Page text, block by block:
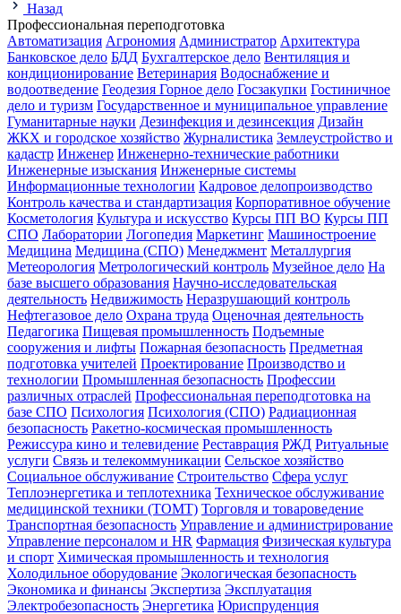
Назад
Профессиональная переподготовка
Автоматизация Агрономия Администратор Архитектура
Банковское дело БДД Бухгалтерское дело Вентиляция и
кондиционирование Ветеринария Водоснабжение и
водоотведение Геодезия Горное дело Госзакупки Гостиничное
дело и туризм Государственное и муниципальное управление
Гуманитарные науки Дезинфекция и дезинсекция Дизайн
ЖКХ и городское хозяйство Журналистика Землеустройство и
кадастр Инженер Инженерно-технические работники
Инженерные изыскания Инженерные системы
Информационные технологии Кадровое делопроизводство
Контроль качества и стандартизация Корпоративное обучение
Косметология Культура и искусство Курсы ПП ВО Курсы ПП
СПО Лаборатории Логопедия Маркетинг Машиностроение
Медицина Медицина (СПО) Менеджмент Металлургия
Метеорология Метрологический контроль Музейное дело На
базе высшего образования Научно-исследовательская
деятельность Недвижимость Неразрушающий контроль
Нефтегазовое дело Охрана труда Оценочная деятельность
Педагогика Пищевая промышленность Подъемные
сооружения и лифты Пожарная безопасность Предметная
подготовка учителей Проектирование Производство и
технологии Промышленная безопасность Профессии
различных отраслей Профессиональная переподготовка на
базе СПО Психология Психология (СПО) Радиационная
безопасность Ракетно-космическая промышленность
Режиссура кино и телевидение Реставрация РЖД Ритуальные
услуги Связь и телекоммуникации Сельское хозяйство
Социальное обслуживание Строительство Сфера услуг
Теплоэнергетика и теплотехника Техническое обслуживание
медицинской техники (ТОМТ) Торговля и товароведение
Транспортная безопасность Управление и администрирование
Управление персоналом и HR Фармация Физическая культура
и спорт Химическая промышленность и технология
Холодильное оборудование Экологическая безопасность
Экономика и финансы Экспертиза Эксплуатация
Электробезопасность Энергетика Юриспруденция